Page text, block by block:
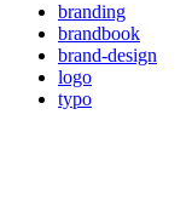
branding
brandbook
brand-design
logo
typo